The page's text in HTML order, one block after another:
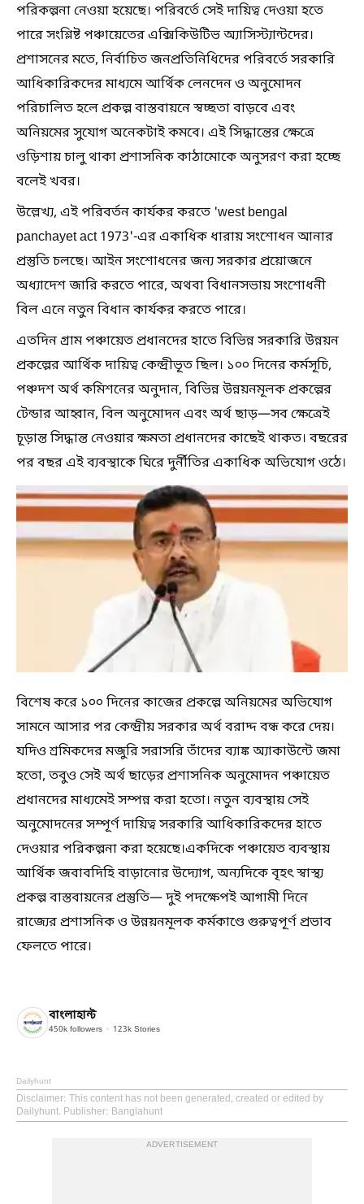
পরিকল্পনা নেওয়া হয়েছে। পরিবর্তে সেই দায়িত্ব দেওয়া হতে
পারে সংশ্লিষ্ট পঞ্চায়েতের এক্সিকিউটিভ অ্যাসিস্ট্যান্টদের।
প্রশাসনের মতে, নির্বাচিত জনপ্রতিনিধিদের পরিবর্তে সরকারি
আধিকারিকদের মাধ্যমে আর্থিক লেনদেন ও অনুমোদন
পরিচালিত হলে প্রকল্প বাস্তবায়নে স্বচ্ছতা বাড়বে এবং
অনিয়মের সুযোগ অনেকটাই কমবে। এই সিদ্ধান্তের ক্ষেত্রে
ওড়িশায় চালু থাকা প্রশাসনিক কাঠামোকে অনুসরণ করা হচ্ছে
বলেই খবর।
উল্লেখ্য, এই পরিবর্তন কার্যকর করতে 'west bengal
panchayet act 1973'-এর একাধিক ধারায় সংশোধন আনার
প্রস্তুতি চলছে। আইন সংশোধনের জন্য সরকার প্রয়োজনে
অধ্যাদেশ জারি করতে পারে, অথবা বিধানসভায় সংশোধনী
বিল এনে নতুন বিধান কার্যকর করতে পারে।
এতদিন গ্রাম পঞ্চায়েত প্রধানদের হাতে বিভিন্ন সরকারি উন্নয়ন
প্রকল্পের আর্থিক দায়িত্ব কেন্দ্রীভূত ছিল। ১০০ দিনের কর্মসূচি,
পঞ্চদশ অর্থ কমিশনের অনুদান, বিভিন্ন উন্নয়নমূলক প্রকল্পের
টেন্ডার আহ্বান, বিল অনুমোদন এবং অর্থ ছাড়—সব ক্ষেত্রেই
চূড়ান্ত সিদ্ধান্ত নেওয়ার ক্ষমতা প্রধানদের কাছেই থাকত। বছরের
পর বছর এই ব্যবস্থাকে ঘিরে দুর্নীতির একাধিক অভিযোগ ওঠে।
বিশেষ করে ১০০ দিনের কাজের প্রকল্পে অনিয়মের অভিযোগ
সামনে আসার পর কেন্দ্রীয় সরকার অর্থ বরাদ্দ বন্ধ করে দেয়।
যদিও শ্রমিকদের মজুরি সরাসরি তাঁদের ব্যাঙ্ক অ্যাকাউন্টে জমা
হতো, তবুও সেই অর্থ ছাড়ের প্রশাসনিক অনুমোদন পঞ্চায়েত
প্রধানদের মাধ্যমেই সম্পন্ন করা হতো। নতুন ব্যবস্থায় সেই
অনুমোদনের সম্পূর্ণ দায়িত্ব সরকারি আধিকারিকদের হাতে
দেওয়ার পরিকল্পনা করা হয়েছে।একদিকে পঞ্চায়েত ব্যবস্থায়
আর্থিক জবাবদিহি বাড়ানোর উদ্যোগ, অন্যদিকে বৃহৎ স্বাস্থ্য
প্রকল্প বাস্তবায়নের প্রস্তুতি— দুই পদক্ষেপই আগামী দিনে
রাজ্যের প্রশাসনিক ও উন্নয়নমূলক কর্মকাণ্ডে গুরুত্বপূর্ণ প্রভাব
ফেলতে পারে।
বাংলাহান্ট
450k followers 123k Stories
Dailyhunt
Disclaimer: This content has not been generated, created or edited by
Dailyhunt. Publisher: Banglahunt
ADVERTISEMENT